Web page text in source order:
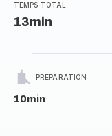
TEMPS TOTAL
13min
PRÉPARATION
10min